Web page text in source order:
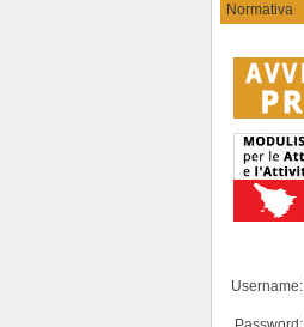
Normativa
Username: